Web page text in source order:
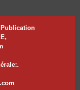
Publication